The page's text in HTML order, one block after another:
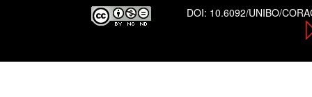
DOI: 10.6092/UNIBO/